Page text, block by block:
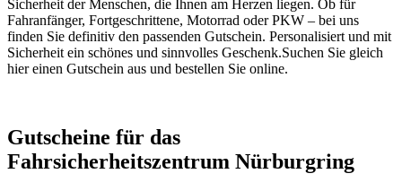
Sicherheit der Menschen, die Ihnen am Herzen liegen. Ob für
Fahranfänger, Fortgeschrittene, Motorrad oder PKW – bei uns
finden Sie definitiv den passenden Gutschein. Personalisiert und mit
Sicherheit ein schönes und sinnvolles Geschenk.Suchen Sie gleich
hier einen Gutschein aus und bestellen Sie online.
Gutscheine für das
Fahrsicherheitszentrum Nürburgring